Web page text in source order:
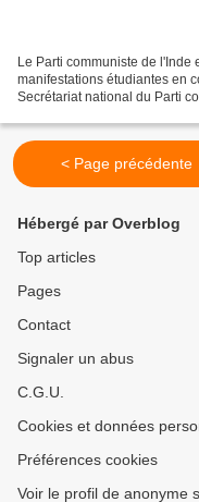
Le Parti communiste de l'Inde
manifestations étudiantes en
Secrétariat national du Parti
< Page précédente
Hébergé par Overblog
Top articles
Pages
Contact
Signaler un abus
C.G.U.
Cookies et données
Préférences cookies
Voir le profil de anonyme